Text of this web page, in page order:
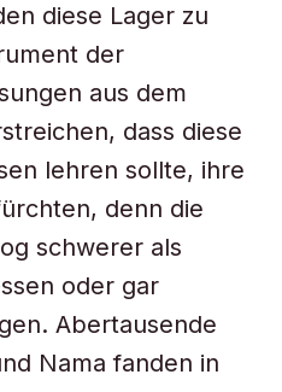
diese Lager zu
der
aus dem
dass diese
lehren sollte, ihre
denn die
schwerer als
oder gar
Abertausende
Nama fanden in